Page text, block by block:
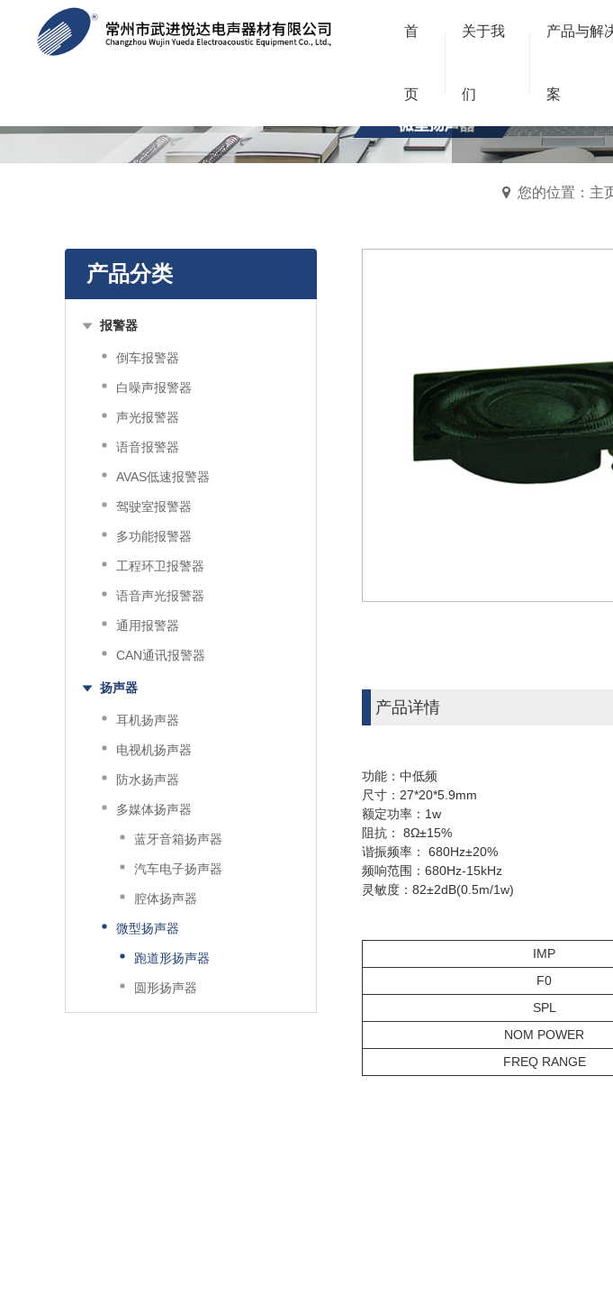
首
页
关于我
们
产品与解
案
跑道
您的位置：主
产品分类
报警器
倒车报警器
白噪声报警器
声光报警器
语音报警器
AVAS低速报警器
驾驶室报警器
多功能报警器
工程环卫报警器
语音声光报警器
通用报警器
CAN通讯报警器
扬声器
耳机扬声器
电视机扬声器
防水扬声器
多媒体扬声器
蓝牙音箱扬声器
汽车电子扬声器
腔体扬声器
微型扬声器
跑道形扬声器
圆形扬声器
产品详情
功能：中低频
尺寸：27*20*5.9mm
额定功率：1w
阻抗： 8Ω±15%
谐振频率： 680Hz±20%
频响范围：680Hz-15kHz
灵敏度：82±2dB(0.5m/1w)
IMP
F0
SPL
NOM POWER
FREQ RANGE